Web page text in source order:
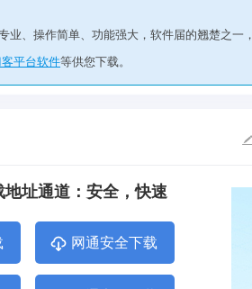
业、操作简单、功能强大，软件届的翘楚之一
平台软件等供您下载。
址通道：安全，快速
网通安全下载